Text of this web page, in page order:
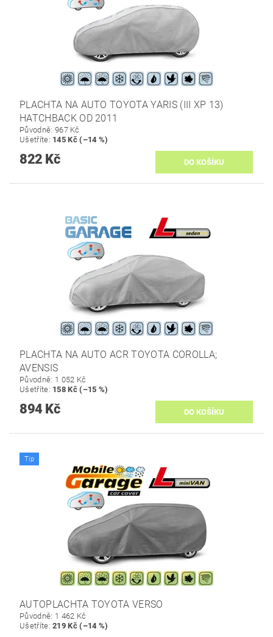
PLACHTA NA AUTO TOYOTA YARIS (III XP 13)
HATCHBACK OD 2011
Původně: 967 Kč
Ušetříte: 145 Kč (–14 %)
822 Kč
PLACHTA NA AUTO ACR TOYOTA COROLLA;
AVENSIS
Původně: 1 052 Kč
Ušetříte: 158 Kč (–15 %)
894 Kč
Tip
AUTOPLACHTA TOYOTA VERSO
Původně: 1 462 Kč
Ušetříte:219 Kč (–14 %)